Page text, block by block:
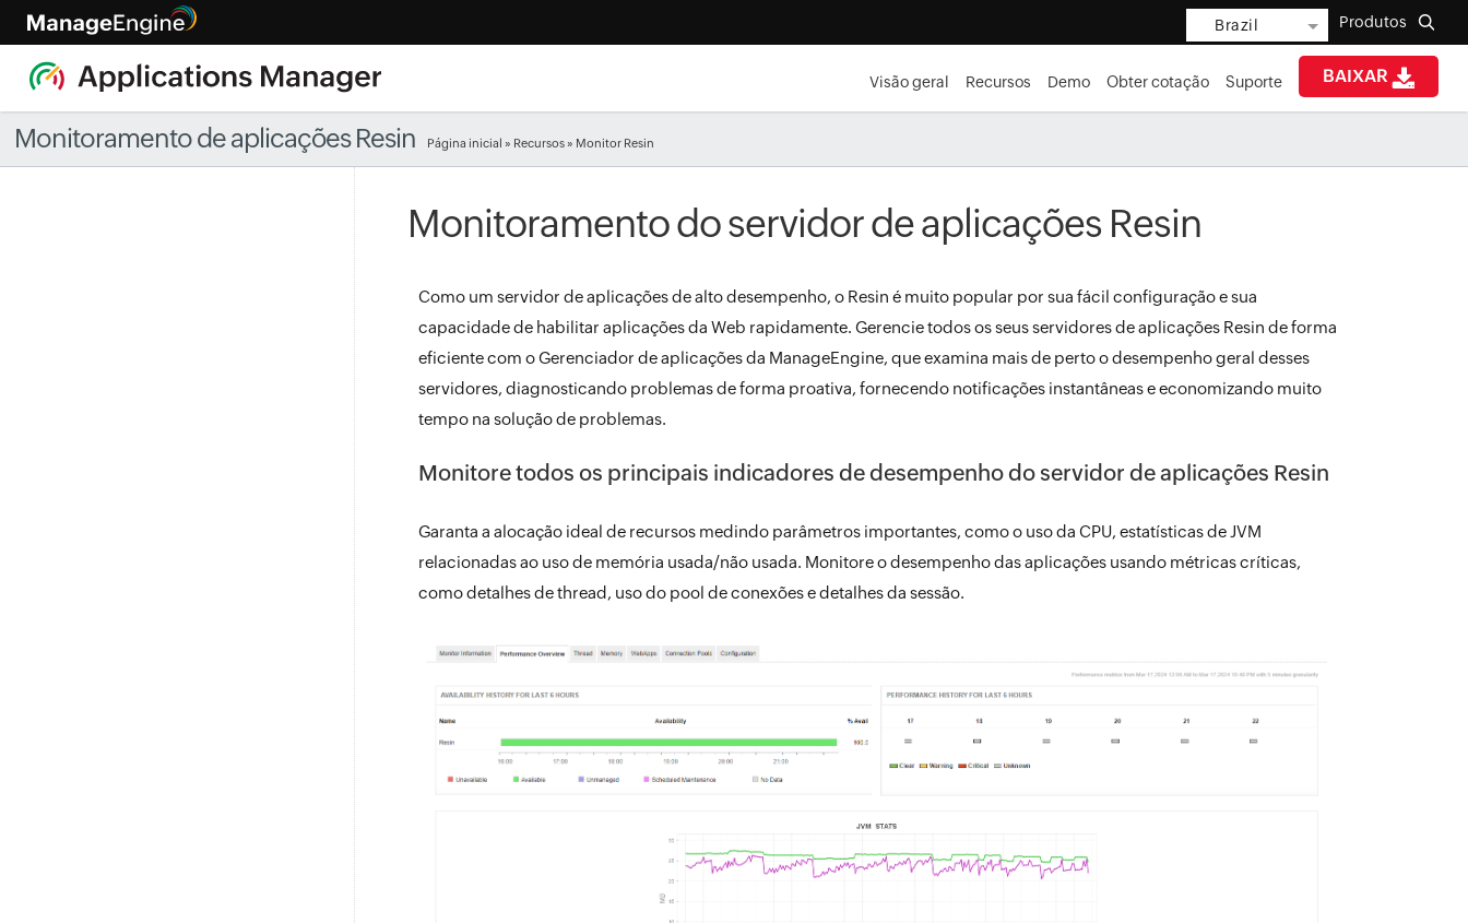
Brazil Produtos
BAIXAR
Visão geral Recursos Demo Obter cotação Suporte
Monitoramento de aplicações Resin Página inicial » Recursos » Monitor Resin
Monitoramento do servidor de aplicações Resin
Como um servidor de aplicações de alto desempenho, o Resin é muito popular por sua fácil configuração e sua
capacidade de habilitar aplicações da Web rapidamente. Gerencie todos os seus servidores de aplicações Resin de forma
eficiente com o Gerenciador de aplicações da ManageEngine, que examina mais de perto o desempenho geral desses
servidores, diagnosticando problemas de forma proativa, fornecendo notificações instantâneas e economizando muito
tempo na solução de problemas.
Monitore todos os principais indicadores de desempenho do servidor de aplicações Resin
Garanta a alocação ideal de recursos medindo parâmetros importantes, como o uso da CPU, estatísticas de JVM
relacionadas ao uso de memória usada/não usada. Monitore o desempenho das aplicações usando métricas críticas,
como detalhes de thread, uso do pool de conexões e detalhes da sessão.